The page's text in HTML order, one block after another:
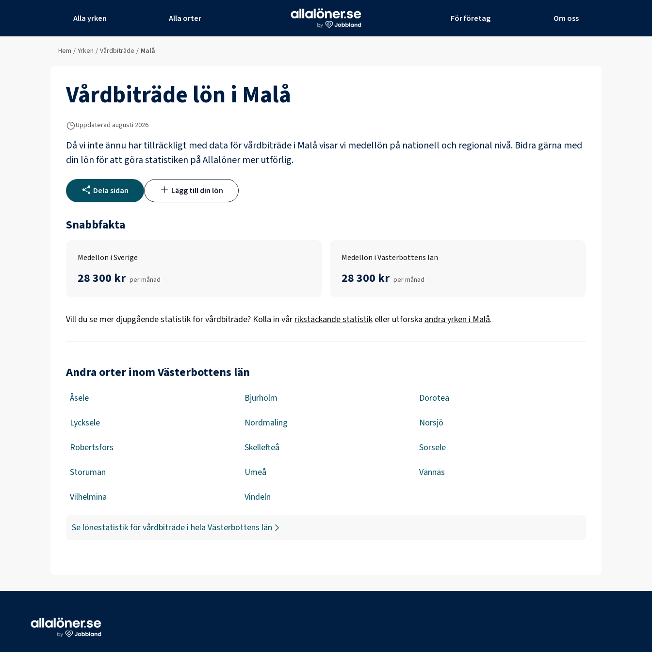
Alla yrken Alla orter För företag Om oss
Hem / Yrken / Vårdbiträde / Malå
Vårdbiträde lön i Malå
Uppdaterad augusti 2026
Då vi inte ännu har tillräckligt med data förvårdbiträdei Malåvisar vi medellön på nationell och regional nivå. Bidra gärna med
din lön för att göra statistiken på Allalöner mer utförlig.
Dela sidan Lägg till din lön
Snabbfakta
Medellön i Sverige
28 300 kr per månad
Medellön i Västerbottens län
28 300 kr per månad
Vill du se mer djupgående statistik förvårdbiträde? Kolla in vårrikstäckande statistik eller utforska andra yrken iMalå.
Andra orter inom Västerbottens län
Åsele Bjurholm Dorotea
Lycksele Nordmaling Norsjö
Robertsfors Skellefteå Sorsele
Storuman Umeå Vännäs
Vilhelmina Vindeln
Se lönestatistik förvårdbiträde i hela Västerbottens län